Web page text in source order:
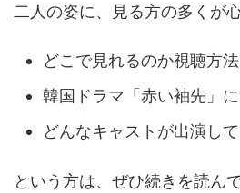
二人の姿に、見る方の多くが
どこで見れるのか視聴方
韓国ドラマ「赤い袖先」
どんなキャストが出演し
という方は、ぜひ続きを読ん